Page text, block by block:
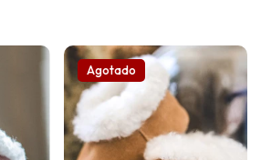
Agotado